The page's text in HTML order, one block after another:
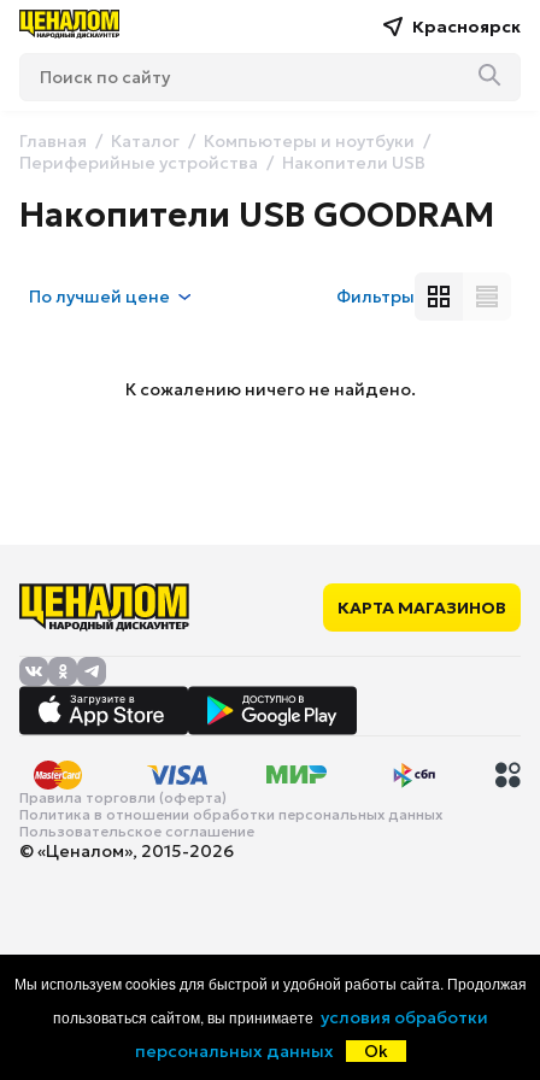
Красноярск
Главная Каталог
Компьютеры и ноутбуки
Периферийные устройства
Накопители USB
Накопители USB GOODRAM
Получшей цене Фильтры
К сожалению ничего не найдено.
КАРТА МАГАЗИНОВ
Правила торговли (оферта)
Политика в отношении обработки персональных данных
Пользовательское соглашение
© «Ценалом», 2015-2026
Каталог Корзина Избранное
Мы используем cookies для быстрой и удобной работы сайта. Продолжая
пользоваться сайтом, вы принимаете условия обработки
персональных данных
Ok